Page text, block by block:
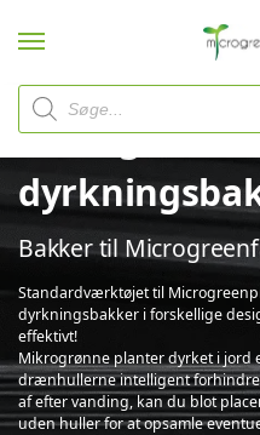
Microgreen
Bakker til
Standardværktøjet til
dyrkningsbakker i forskellige
effektivt!
Mikrogrønne planter dyrket i jord
drænhullerne intelligent
af efter vanding, kan du blot
uden huller for at opsamle